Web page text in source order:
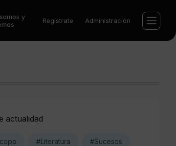
y
Regístrate Administración
actualidad
#Literatura #Sucesos